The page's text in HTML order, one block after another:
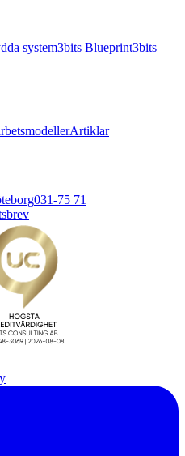
system3bits Blueprint3bits
Artiklar
031-75 71